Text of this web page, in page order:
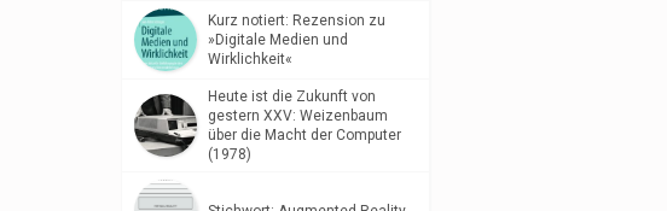
Kurz notiert: Rezension zu
»Digitale Medien und
Wirklichkeit«
Heute ist die Zukunft von
gestern XXV: Weizenbaum
über die Macht der Computer
(1978)